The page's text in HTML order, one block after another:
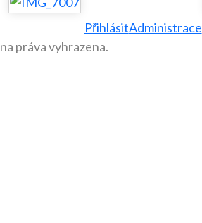
PřihlásitAdministrace
práva vyhrazena.